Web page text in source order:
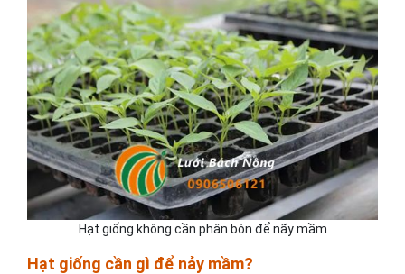
Hạt giống không cần phân bón để nãy mầm
Hạt giống cần gì để nảy mầm?